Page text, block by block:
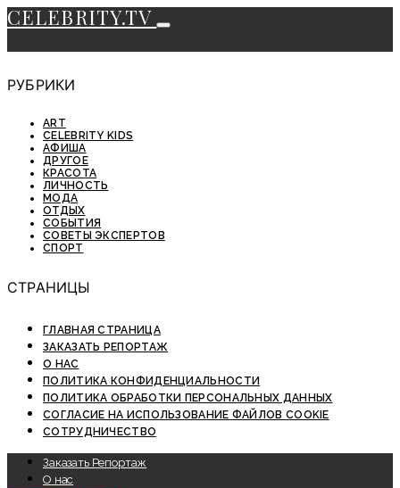
CELEBRITY.TV
РУБРИКИ
ART
CELEBRITY KIDS
АФИША
ДРУГОЕ
КРАСОТА
ЛИЧНОСТЬ
МОДА
ОТДЫХ
СОБЫТИЯ
СОВЕТЫ ЭКСПЕРТОВ
СПОРТ
СТРАНИЦЫ
ГЛАВНАЯ СТРАНИЦА
ЗАКАЗАТЬ РЕПОРТАЖ
О НАС
ПОЛИТИКА КОНФИДЕНЦИАЛЬНОСТИ
ПОЛИТИКА ОБРАБОТКИ ПЕРСОНАЛЬНЫХ ДАННЫХ
СОГЛАСИЕ НА ИСПОЛЬЗОВАНИЕ ФАЙЛОВ COOKIE
СОТРУДНИЧЕСТВО
Заказать Репортаж
О нас